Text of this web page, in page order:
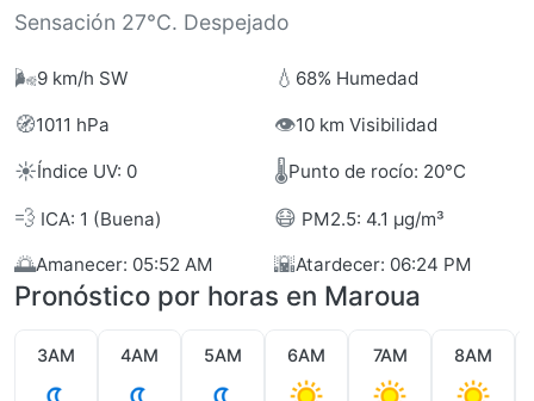
Sensación 27°C. Despejado
🌬️9 km/h SW 💧 68% Humedad
🧭1011 hPa 👁️10 km Visibilidad
☀️Índice UV: 0 🌡️Punto de rocío: 20°C
💨 ICA: 1 (Buena) 😷 PM2.5: 4.1 µg/m³
🌅Amanecer: 05:52 AM 🌇Atardecer: 06:24 PM
Pronóstico por horas en Maroua
3AM 4AM 5AM 6AM 7AM 8AM